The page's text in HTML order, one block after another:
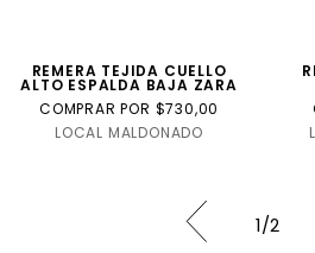
REMERA TEJIDA CUELLO
ALTO ESPALDA BAJA ZARA
COMPRAR POR $730,00
LOCAL MALDONADO
1/2